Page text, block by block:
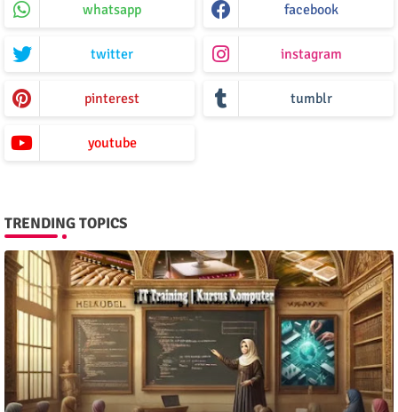
whatsapp facebook
twitter instagram
pinterest tumblr
youtube
TRENDING TOPICS